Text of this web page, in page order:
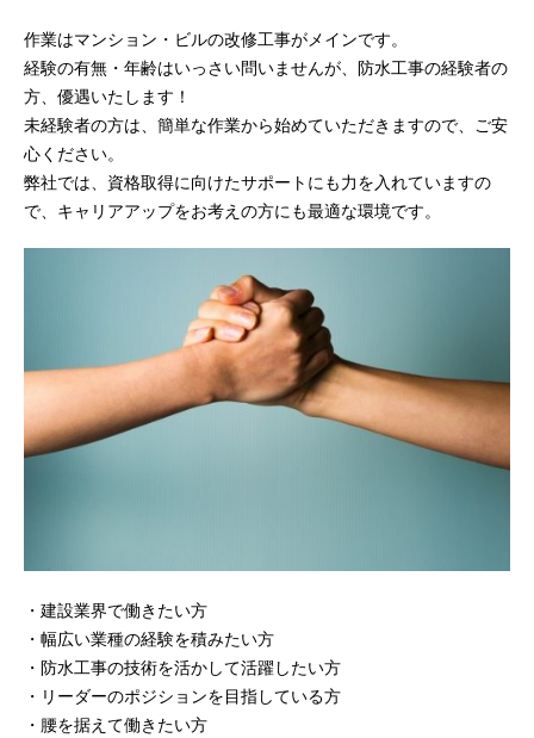
作業はマンション・ビルの改修工事がメインです。
経験の有無・年齢はいっさい問いませんが、防水工事の経験者の
方、優遇いたします！
未経験者の方は、簡単な作業から始めていただきますので、ご安
心ください。
弊社では、資格取得に向けたサポートにも力を入れていますの
で、キャリアアップをお考えの方にも最適な環境です。
・建設業界で働きたい方
・幅広い業種の経験を積みたい方
・防水工事の技術を活かして活躍したい方
・リーダーのポジションを目指している方
・腰を据えて働きたい方